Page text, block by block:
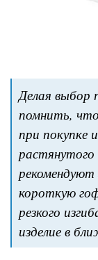
Делая выбор
помнить,
при покупке
короткую
резкого
изделие в